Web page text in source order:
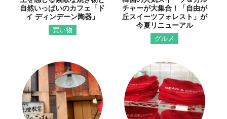
自然いっぱいのカフェ「ド
イ ディンデーン陶器」
買い物
チャーが大集合！「自由が
丘スイーツフォレスト」が
今夏リニューアル
グルメ